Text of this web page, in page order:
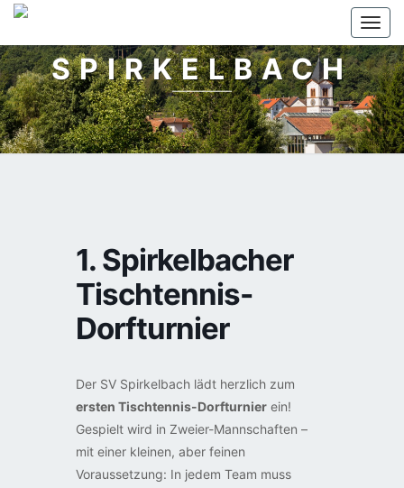
SPIRKELBACH
1. Spirkelbacher
Tischtennis-
Dorfturnier
Der SV Spirkelbach lädt herzlich zum
ersten Tischtennis-Dorfturnier ein!
Gespielt wird in Zweier-Mannschaften –
mit einer kleinen, aber feinen
Voraussetzung: In jedem Team muss